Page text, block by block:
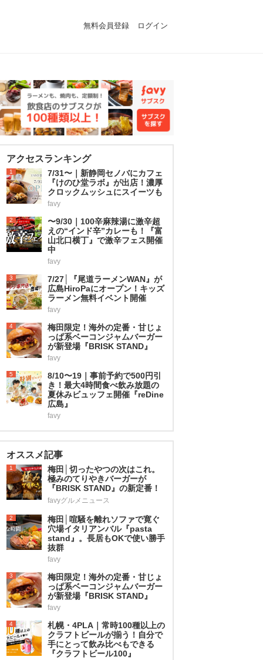
無料会員登録 ログイン
アクセスランキング
1
7/31〜｜新静岡セノバにカフェ
『けのひ堂ラボ』が出店！濃厚
クロックムッシュにスイーツも
favy
2
〜9/30｜100辛麻辣湯に激辛超
えの“インド辛”カレーも！『富
山北口横丁』で激辛フェス開催
中
favy
3
7/27│『尾道ラーメンWAN』が
広島HiroPaにオープン！キッズ
ラーメン無料イベント開催
favy
4
梅田限定！海外の定番・甘じょ
っぱ系ベーコンジャムバーガー
が新登場『BRISK STAND』
favy
5
8/10〜19｜事前予約で500円引
き！最大4時間食べ飲み放題の
夏休みビュッフェ開催『reDine
広島』
favy
オススメ記事
1
梅田│切ったやつの次はこれ。
極みのてりやきバーガーが
『BRISK STAND』の新定番！
favyグルメニュース
2
梅田│喧騒を離れソファで寛ぐ
穴場イタリアンバル『pasta
stand』。長居もOKで使い勝手
抜群
favy
3
梅田限定！海外の定番・甘じょ
っぱ系ベーコンジャムバーガー
が新登場『BRISK STAND』
favy
4
札幌・4PLA｜常時100種以上の
クラフトビールが揃う！自分で
手にとって飲み比べもできる
『クラフトビール100』